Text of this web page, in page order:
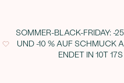
SOMMER-BLACK-FRIDAY: -
UND -10 % AUF SCHMUCK
ENDET IN10T